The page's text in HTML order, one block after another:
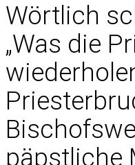
Wörtlich
„Was die
päpstliche